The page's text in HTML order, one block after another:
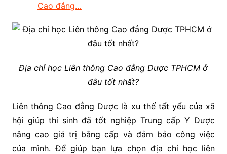
Cao đẳng…
Địa chỉ học Liên thông Cao đẳng Dược TPHCM ở
đâu tốt nhất?
Liên thông Cao đẳng Dược là xu thế tất yếu của xã
hội giúp thí sinh đã tốt nghiệp Trung cấp Y Dược
nâng cao giá trị bằng cấp và đảm bảo công việc
của mình. Để giúp bạn lựa chọn địa chỉ học liên